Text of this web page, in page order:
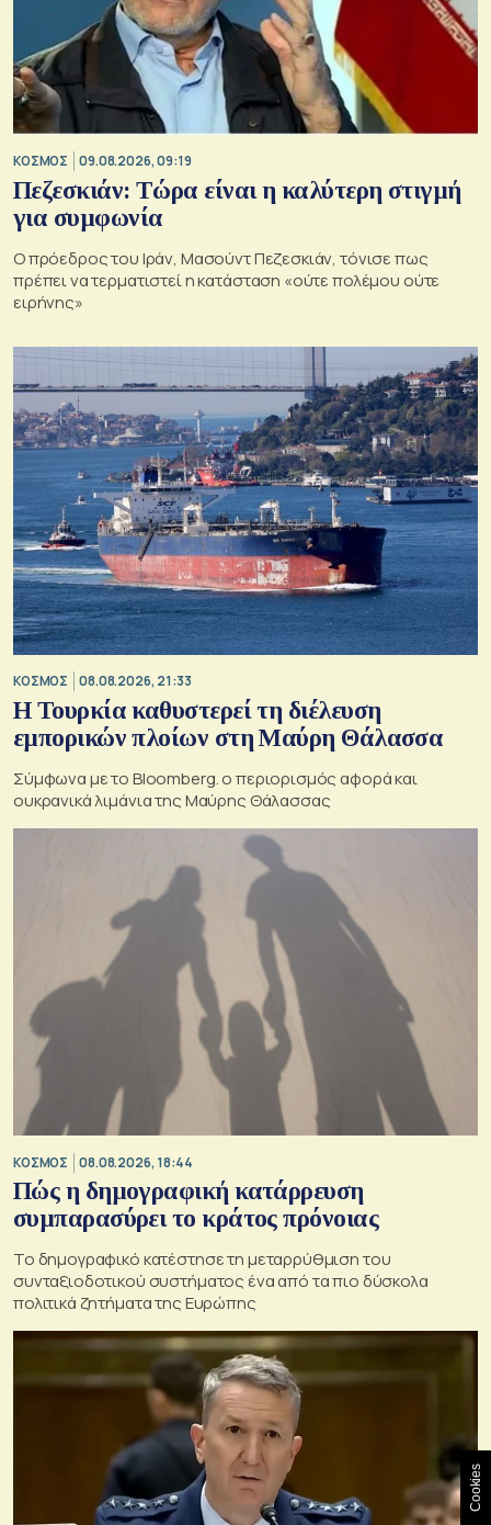
ΚΟΣΜΟΣ 09.08.2026, 09:19
Πεζεσκιάν: Τώρα είναι η καλύτερη στιγμή
για συμφωνία
Ο πρόεδρος του Ιράν, Μασούντ Πεζεσκιάν, τόνισε πως
πρέπει να τερματιστεί η κατάσταση «ούτε πολέμου ούτε
ειρήνης»
ΚΟΣΜΟΣ 08.08.2026, 21:33
Η Τουρκία καθυστερεί τη διέλευση
εμπορικών πλοίων στη Μαύρη Θάλασσα
Σύμφωνα με το Bloomberg. ο περιορισμός αφορά και
ουκρανικά λιμάνια της Μαύρης Θάλασσας
ΚΟΣΜΟΣ 08.08.2026, 18:44
Πώς η δημογραφική κατάρρευση
συμπαρασύρει το κράτος πρόνοιας
Το δημογραφικό κατέστησε τη μεταρρύθμιση του
συνταξιοδοτικού συστήματος ένα από τα πιο δύσκολα
πολιτικά ζητήματα της Ευρώπης
Cookies